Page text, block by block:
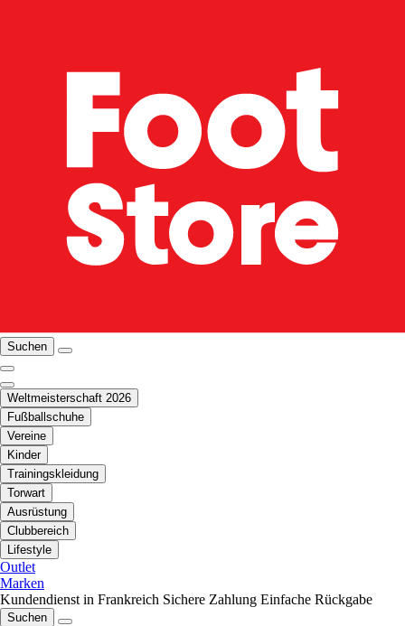
Suchen
Weltmeisterschaft 2026
Fußballschuhe
Vereine
Kinder
Trainingskleidung
Torwart
Ausrüstung
Clubbereich
Lifestyle
Outlet
Marken
Kundendienst in Frankreich Sichere Zahlung Einfache Rückgabe
Suchen